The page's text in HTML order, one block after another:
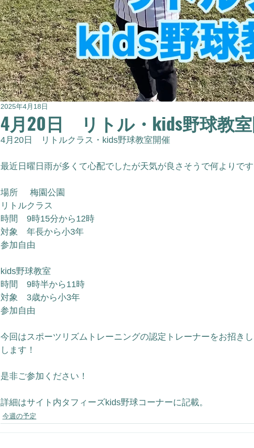
4月20日 リトル・kids野球教
2025年4月18日
4月20日　リトルクラス・kids野球教室開催
最近日曜日雨が多くて心配でしたが天気が良さそうで何よりです
場所     梅園公園
リトルクラス
時間　9時15分から12時
対象　年長から小3年
参加自由
kids野球教室
時間　9時半から11時
対象　3歳から小3年
参加自由
今回はスポーツリズムトレーニングの認定トレーナーをお招き
します！
是非ご参加ください！
詳細はサイト内タフィーズkids野球コーナーに記載。
今週の予定